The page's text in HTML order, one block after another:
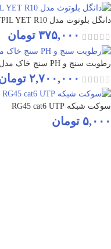
دانگل بلوتوث مدل NETPIL YET R10
۳۷۵,۰۰۰ تومان
رطوبت سنج و PH سنج خاک مدل NETPIL-42
۲,۷۰۰,۰۰۰
سوکت شبکه RG45 cat6 UTP
۵,۰۰۰ تومان